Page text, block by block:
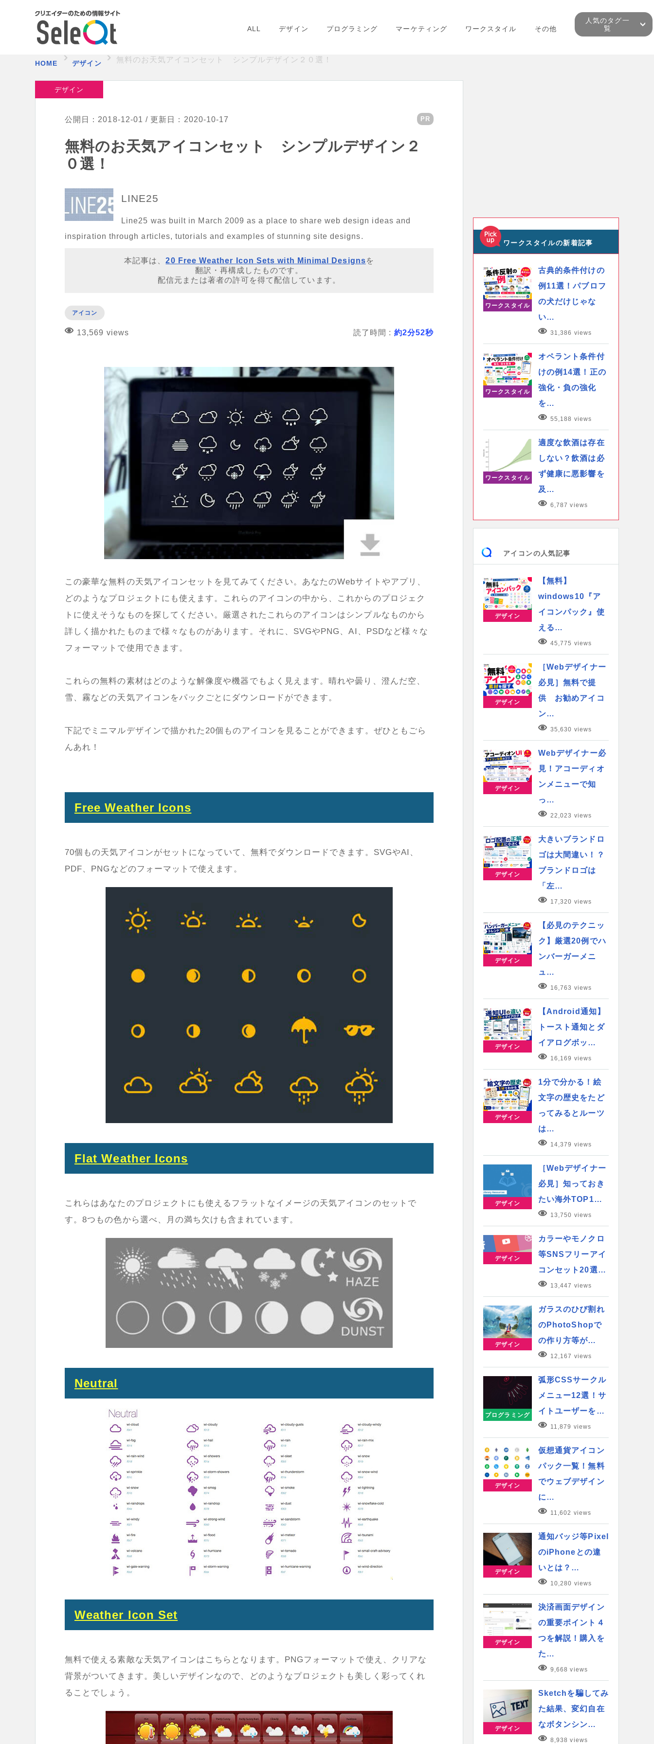
ALL デザイン プログラミング マーケティング ワークスタイル その他
人気のタグ一
覧
HOME デザイン 無料のお天気アイコンセット シンプルデザイン２０選！
デザイン
公開日：2018-12-01 / 更新日：2020-10-17 PR
無料のお天気アイコンセット シンプルデザイン２
０選！
LINE25
Line25 was built in March 2009 as a place to share web design ideas and
inspiration through articles, tutorials and examples of stunning site designs.
本記事は、20 Free Weather Icon Sets with Minimal Designsを
翻訳・再構成したものです。
配信元または著者の許可を得て配信しています。
アイコン
13,569 views 読了時間 : 約2分52秒
この豪華な無料の天気アイコンセットを見てみてください。あなたのWebサイトやアプリ、
どのようなプロジェクトにも使えます。これらのアイコンの中から、これからのプロジェク
トに使えそうなものを探してください。厳選されたこれらのアイコンはシンプルなものから
詳しく描かれたものまで様々なものがあります。それに、SVGやPNG、AI、PSDなど様々な
フォーマットで使用できます。
これらの無料の素材はどのような解像度や機器でもよく見えます。晴れや曇り、澄んだ空、
雪、霧などの天気アイコンをパックごとにダウンロードができます。
下記でミニマルデザインで描かれた20個ものアイコンを見ることができます。ぜひともごら
んあれ！
Free Weather Icons
70個もの天気アイコンがセットになっていて、無料でダウンロードできます。SVGやAI、
PDF、PNGなどのフォーマットで使えます。
Flat Weather Icons
これらはあなたのプロジェクトにも使えるフラットなイメージの天気アイコンのセットで
す。8つもの色から選べ、月の満ち欠けも含まれています。
Neutral
Weather Icon Set
無料で使える素敵な天気アイコンはこちらとなります。PNGフォーマットで使え、クリアな
背景がついてきます。美しいデザインなので、どのようなプロジェクトも美しく彩ってくれ
ることでしょう。
ワークスタイルの新着記事
ワークスタイル
古典的条件付けの
例11選！パブロフ
の犬だけじゃな
い…
31,386 views
ワークスタイル
オペラント条件付
けの例14選！正の
強化・負の強化
を…
55,188 views
ワークスタイル
適度な飲酒は存在
しない？飲酒は必
ず健康に悪影響を
及…
6,787 views
アイコンの人気記事
デザイン
【無料】
windows10『ア
イコンパック』使
える…
45,775 views
デザイン
［Webデザイナー
必見］無料で提
供 お勧めアイコ
ン…
35,630 views
デザイン
Webデザイナー必
見！アコーディオ
ンメニューで知
っ…
22,023 views
デザイン
大きいブランドロ
ゴは大間違い！？
ブランドロゴは
「左…
17,320 views
デザイン
【必見のテクニッ
ク】厳選20例でハ
ンバーガーメニ
ュ…
16,763 views
デザイン
【Android通知】
トースト通知とダ
イアログボッ…
16,169 views
デザイン
1分で分かる！絵
文字の歴史をたど
ってみるとルーツ
は…
14,379 views
デザイン
［Webデザイナー
必見］知っておき
たい海外TOP1…
13,750 views
デザイン
カラーやモノクロ
等SNSフリーアイ
コンセット20選…
13,447 views
デザイン
ガラスのひび割れ
のPhotoShopで
の作り方等が…
12,167 views
プログラミング
弧形CSSサークル
メニュー12選！サ
イトユーザーを…
11,879 views
デザイン
仮想通貨アイコン
パック一覧！無料
でウェブデザイン
に…
11,602 views
デザイン
通知バッジ等Pixel
のiPhoneとの違
いとは？…
10,280 views
デザイン
決済画面デザイン
の重要ポイント４
つを解説！購入を
た…
9,668 views
デザイン
Sketchを騙してみ
た結果、変幻自在
なボタンシン…
8,938 views